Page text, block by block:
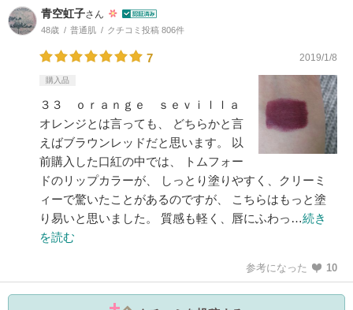
青空虹子さん
48歳 普通肌 クチコミ投稿 806件
7 2019/1/8
購入品
３３ ｏｒａｎｇｅ ｓｅｖｉｌｌａ
オレンジとは言っても、 どちらかと言
えばブラウンレッドだと思います。 以
前購入した口紅の中では、 トムフォー
ドのリップカラーが、 しっとり塗りやすく、クリーミ
ィーで驚いたことがあるのですが、 こちらはもっと塗
り易いと思いました。 質感も軽く、唇にふわっ…続き
を読む
参考になった 10